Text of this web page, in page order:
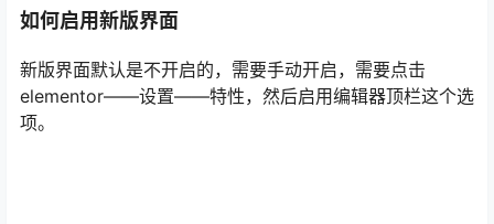
如何启用新版界面
新版界面默认是不开启的，需要手动开启，需要点击
elementor——设置——特性，然后启用编辑器顶栏这个选
项。